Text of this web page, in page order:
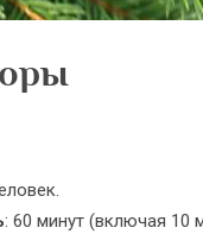
: 60 минут (включая 10